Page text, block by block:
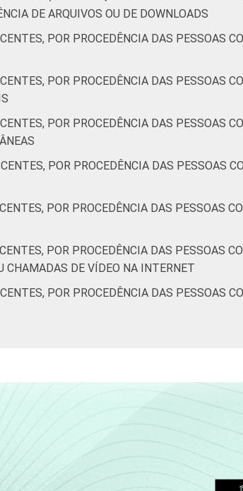
DE ARQUIVOS OU DE DOWNLOADS
POR PROCEDÊNCIA DAS PESSOAS
POR PROCEDÊNCIA DAS PESSOAS
POR PROCEDÊNCIA DAS PESSOAS
POR PROCEDÊNCIA DAS PESSOAS
POR PROCEDÊNCIA DAS PESSOAS
POR PROCEDÊNCIA DAS PESSOAS
CHAMADAS DE VÍDEO NA INTERNET
POR PROCEDÊNCIA DAS PESSOAS